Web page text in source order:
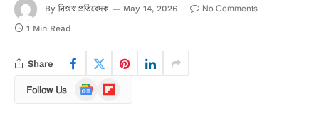
By নিজস্ব প্রতিবেদক May 14, 2026 No Comments
1 Min Read
Share
Follow Us
Google
News
Flipboard